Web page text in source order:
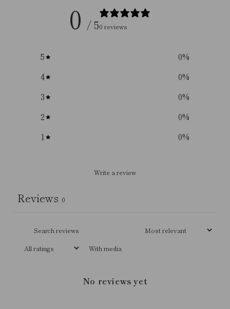
0 / 50 reviews
5 0%
4
0%
3
0%
2
0%
1
0%
Write a review
Reviews 0
With media
No reviews yet